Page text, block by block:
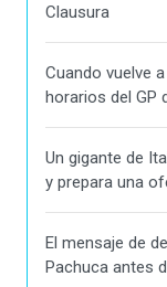
Clausura
Cuando vuelve
horarios del GP
Un gigante de
y prepara una
El mensaje de
Pachuca antes